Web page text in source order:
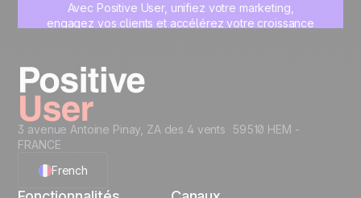
Avec Positive User, unifiez votre marketing,
engagez vos clients et accélérez votre croissance
Commencez maintenant
3 avenue Antoine Pinay, ZA des 4 vents 59510 HEM -
FRANCE
French